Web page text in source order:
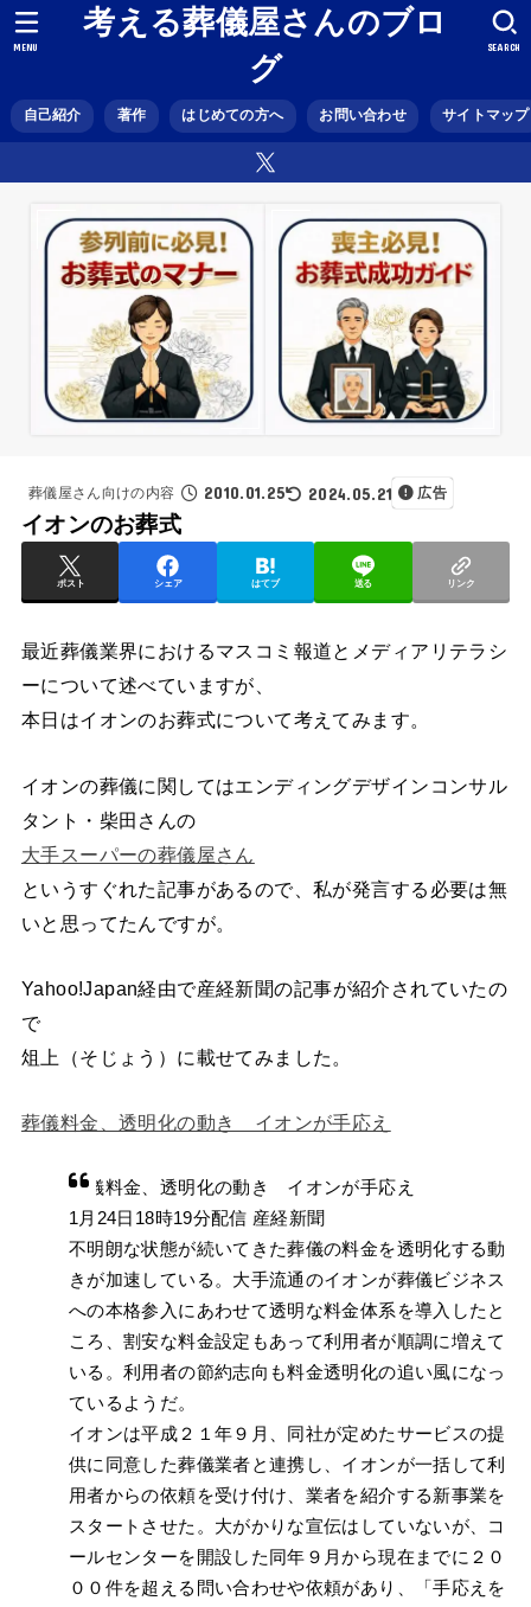
考える葬儀屋さんのブロ
グ
自己紹介 著作 はじめての方へ お問い合わせ サイトマップ
SEARCH
MENU
葬儀屋さん向けの内容 2010.01.25 2024.05.21 広告
イオンのお葬式
ポスト シェア はてブ 送る リンク
最近葬儀業界におけるマスコミ報道とメディアリテラシ
ーについて述べていますが、
本日はイオンのお葬式について考えてみます。
イオンの葬儀に関してはエンディングデザインコンサル
タント・柴田さんの
大手スーパーの葬儀屋さん
というすぐれた記事があるので、私が発言する必要は無
いと思ってたんですが。
Yahoo!Japan経由で産経新聞の記事が紹介されていたの
で
俎上（そじょう）に載せてみました。
葬儀料金、透明化の動き イオンが手応え
葬儀料金、透明化の動き イオンが手応え
1月24日18時19分配信 産経新聞
不明朗な状態が続いてきた葬儀の料金を透明化する動
きが加速している。大手流通のイオンが葬儀ビジネス
への本格参入にあわせて透明な料金体系を導入したと
ころ、割安な料金設定もあって利用者が順調に増えて
いる。利用者の節約志向も料金透明化の追い風になっ
ているようだ。
イオンは平成２１年９月、同社が定めたサービスの提
供に同意した葬儀業者と連携し、イオンが一括して利
用者からの依頼を受け付け、業者を紹介する新事業を
スタートさせた。大がかりな宣伝はしていないが、コ
ールセンターを開設した同年９月から現在までに２０
００件を超える問い合わせや依頼があり、「手応えを